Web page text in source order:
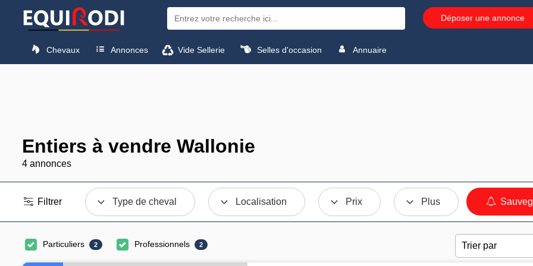
Déposer une annonce
Chevaux Annonces Vide Sellerie Selles d'occasion Annuaire
Entiers à vendre Wallonie
4 annonces
Filtrer Type de cheval Localisation Prix Plus
Particuliers 2 Professionnels 2